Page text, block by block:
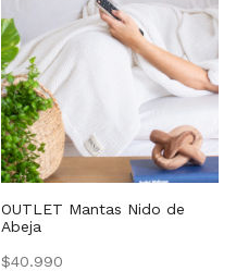
OUTLET Mantas Nido de
Abeja
$40.990